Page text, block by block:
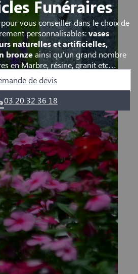
Funéraires
vous conseiller dans le choix de
personnalisables:vases
naturelles et artificielles,
bronzeainsi qu’un grand nombre
en Marbre, résine, granit etc…
de devis
03 20 32 36 18